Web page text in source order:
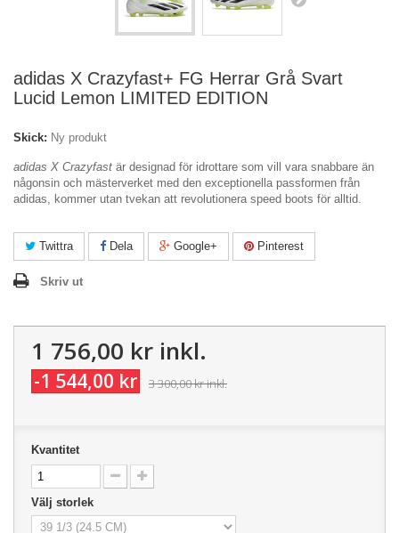
adidas X Crazyfast+ FG Herrar Grå Svart
Lucid Lemon LIMITED EDITION
Skick: Ny produkt
adidas X Crazyfast är designad för idrottare som vill vara snabbare än
någonsin och mästerverket med den exceptionella passformen från
adidas, kommer utan tvekan att revolutionera speed boots för alltid.
Twittra Dela Google+ Pinterest
Skriv ut
1 756,00 kr inkl.
-1 544,00 kr 3 300,00 krinkl.
Kvantitet
Välj storlek